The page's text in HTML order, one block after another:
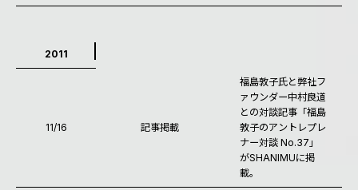
2011
11/16 記事掲載
福島敦子氏と弊社フ
ァウンダー中村良道
との対談記事「福島
敦子のアントレプレ
ナー対談 No.37」
がSHANIMUに掲
載。